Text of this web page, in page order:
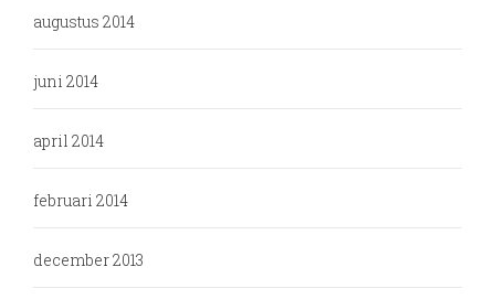
augustus 2014
juni 2014
april 2014
februari 2014
december 2013